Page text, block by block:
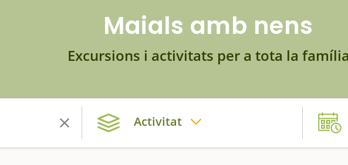
Maials amb nens
Excursions i activitats per a tota la família
Activitat